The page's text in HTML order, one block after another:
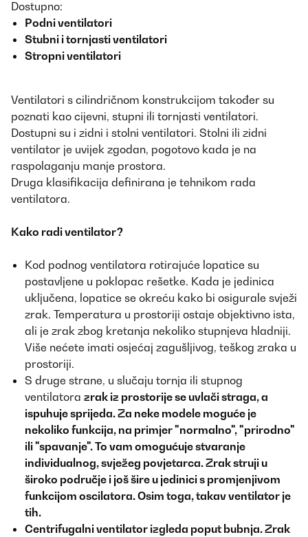
Dostupno:
Podni ventilatori
Stubni i tornjasti ventilatori
Stropni ventilatori
Ventilatori s cilindričnom konstrukcijom također su
poznati kao cijevni, stupni ili tornjasti ventilatori.
Dostupni su i zidni i stolni ventilatori. Stolni ili zidni
ventilator je uvijek zgodan, pogotovo kada je na
raspolaganju manje prostora.
Druga klasifikacija definirana je tehnikom rada
ventilatora.
Kako radi ventilator?
Kod podnog ventilatora rotirajuće lopatice su
postavljene u poklopac rešetke. Kada je jedinica
uključena, lopatice se okreću kako bi osigurale svježi
zrak. Temperatura u prostoriji ostaje objektivno ista,
ali je zrak zbog kretanja nekoliko stupnjeva hladniji.
Više nećete imati osjećaj zagušljivog, teškog zraka u
prostoriji.
S druge strane, u slučaju tornja ili stupnog
ventilatora zrak iz prostorije se uvlači straga, a
ispuhuje sprijeda. Za neke modele moguće je
nekoliko funkcija, na primjer "normalno", "prirodno"
ili "spavanje". To vam omogućuje stvaranje
individualnog, svježeg povjetarca. Zrak struji u
široko područje i još šire u jedinici s promjenjivom
funkcijom oscilatora. Osim toga, takav ventilator je
tih.
Centrifugalni ventilator izgleda poput bubnja. Zrak